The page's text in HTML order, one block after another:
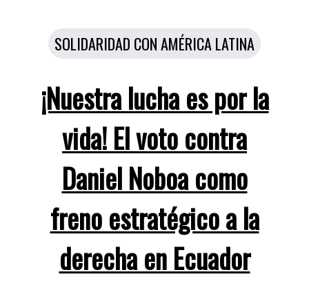
Categorías
SOLIDARIDAD CON AMÉRICA LATINA
¡Nuestra lucha es por la
vida! El voto contra
Daniel Noboa como
freno estratégico a la
derecha en Ecuador